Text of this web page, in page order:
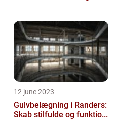
12 june 2023
Gulvbelægning i Randers:
Skab stilfulde og funktio...